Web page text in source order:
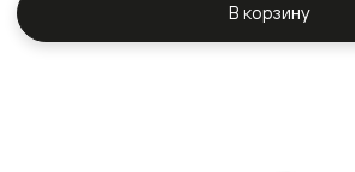
В корзину